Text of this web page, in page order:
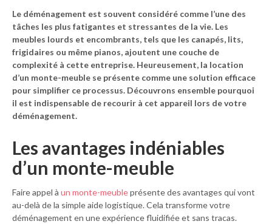
Le déménagement est souvent considéré comme l’une des
tâches les plus fatigantes et stressantes de la vie. Les
meubles lourds et encombrants, tels que les canapés, lits,
frigidaires ou même pianos, ajoutent une couche de
complexité à cette entreprise. Heureusement, la location
d’un monte-meuble se présente comme une solution efficace
pour simplifier ce processus. Découvrons ensemble pourquoi
il est indispensable de recourir à cet appareil lors de votre
déménagement.
Les avantages indéniables
d’un monte-meuble
Faire appel à un monte-meubleprésente des avantages qui vont
au-delà de la simple aide logistique. Cela transforme votre
déménagement en une expérience fluidifiée et sans tracas.